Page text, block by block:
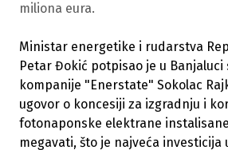
miliona eura.
Ministar energetike i rudarstva
Petar Đokić potpisao je u
kompanije "Enerstate" Sokolac
ugovor o koncesiji za izgradnju i
fotonaponske elektrane
megavati, što je najveća investicija